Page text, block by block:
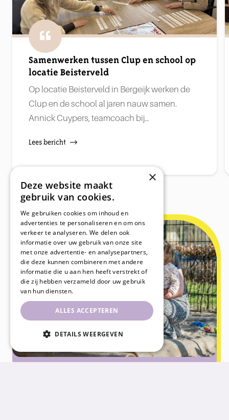
Samenwerken tussen Clup en school op
locatie Beisterveld
Op locatie Beisterveld in Bergeijk werken de
Clup en de school al jaren nauw samen.
Annick Cuypers, teamcoach bij…
Lees bericht
×
Deze website maakt
gebruik van cookies.
We gebruiken cookies om inhoud en
advertenties te personaliseren en om ons
verkeer te analyseren. We delen ook
informatie over uw gebruik van onze site
met onze advertentie- en analysepartners,
die deze kunnen combineren met andere
informatie die u aan hen heeft verstrekt of
die zij hebben verzameld door uw gebruik
van hun diensten.
ALLES ACCEPTEREN
DETAILS WEERGEVEN